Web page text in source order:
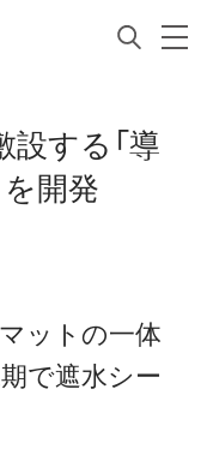
する「導
開発
ットの一体
で遮水シー